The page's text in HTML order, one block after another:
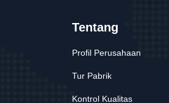
Tentang
Profil Perusahaan
Tur Pabrik
Kontrol Kualitas